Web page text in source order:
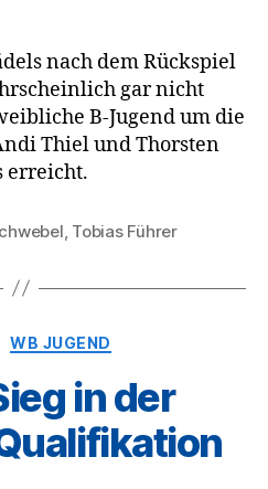
nach dem Rückspiel
gar nicht
B-Jugend um die
Thiel und Thorsten
erreicht.
Tobias Führer
Kategorien
WB JUGEND
in der